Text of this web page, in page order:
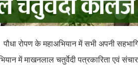
रोपण के महाअभियान में सभी अपनी
में माखनलाल चतुर्वेदी पत्रकारिता एवं संचार